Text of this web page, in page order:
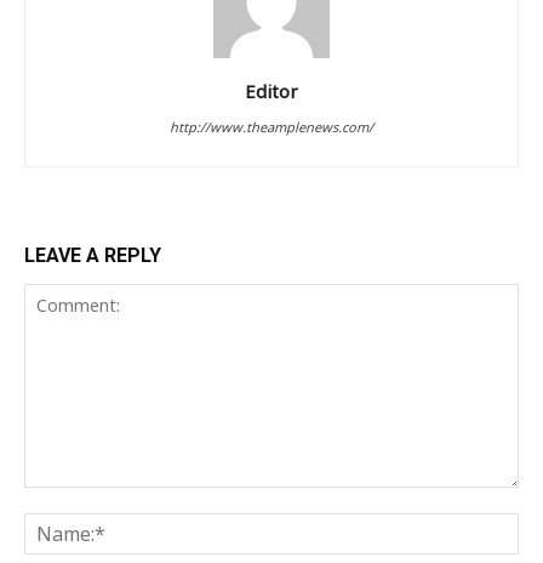
Editor
http://www.theamplenews.com/
LEAVE A REPLY